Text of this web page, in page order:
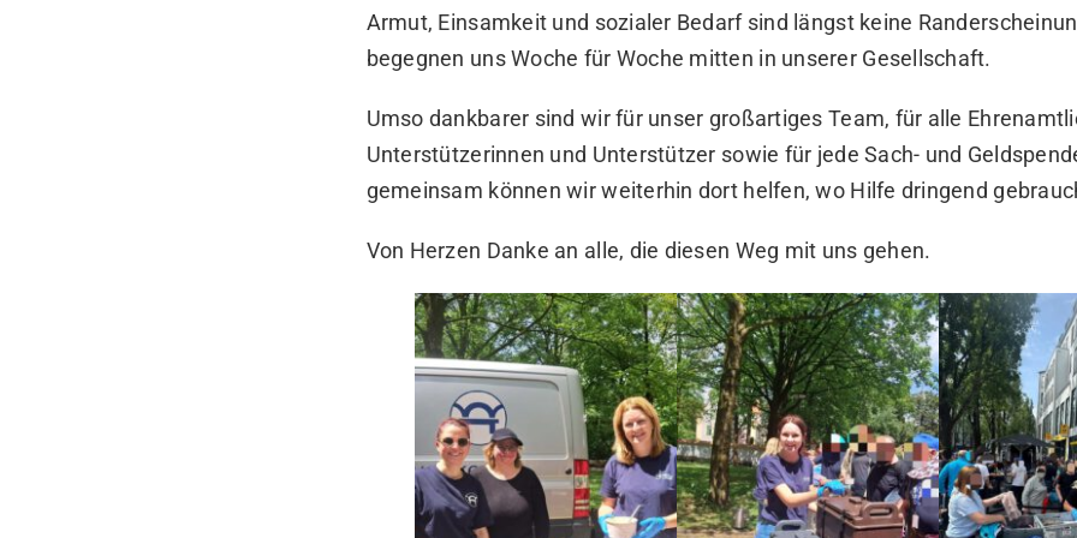
Armut, Einsamkeit und sozialer Bedarf sind längst keine
begegnen uns Woche für Woche mitten in unserer Gesellschaft.
Umso dankbarer sind wir für unser großartiges Team, für alle
Unterstützerinnen und Unterstützer sowie für jede Sach- und
gemeinsam können wir weiterhin dort helfen, wo Hilfe dringend
Von Herzen Danke an alle, die diesen Weg mit uns gehen.